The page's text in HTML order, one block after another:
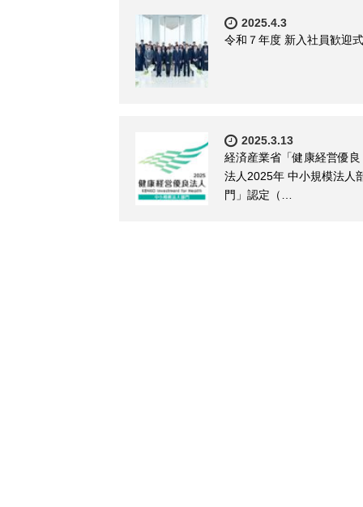
2025.4.3
令和７年度 新入社員歓迎式
2025.3.13
経済産業省「健康経営優良
法人2025年 中小規模法人
門」認定（…